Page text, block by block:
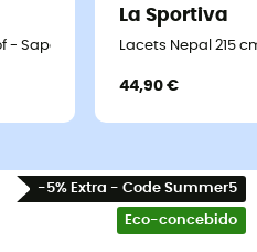
- Sapatilhas caminhada homem
La Sportiva
Lacets Nepal 215
44,90 €
-5% Extra - Code Summer5
Eco-concebido